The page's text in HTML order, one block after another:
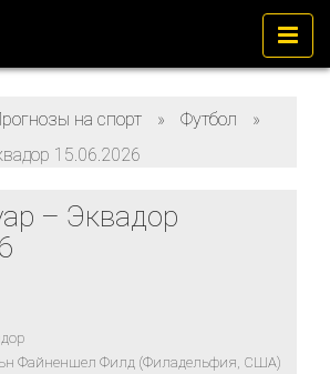
на спорт » Футбол
»
15.06.2026
– Эквадор
Файненшел Филд (Филадельфия, США)